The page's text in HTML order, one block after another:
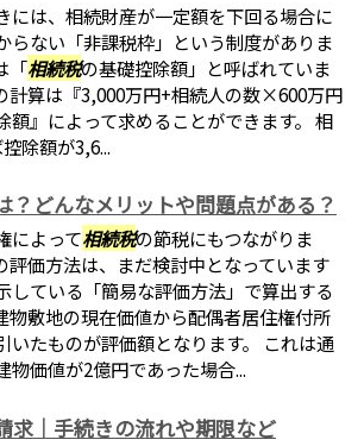
には、相続財産が一定額を下回る場合に
らない「非課税枠」という制度がありま
「相続税の基礎控除額」と呼ばれていま
計算は『3,000万円+相続人の数×600万円
額』によって求めることができます。 相
除額が3,6...
？どんなメリットや問題点がある？
によって相続税の節税にもつながりま
評価方法は、まだ検討中となっています
している「簡易な評価方法」で算出する
物敷地の現在価値から配偶者居住権付所
いたものが評価額となります。 これは通
物価値が2億円であった場合...
求｜手続きの流れや期限など